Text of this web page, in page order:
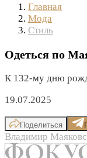
Главная
Мода
Стиль
Одеться по
К 132-му дню
19.07.2025
Поделиться
Владимир